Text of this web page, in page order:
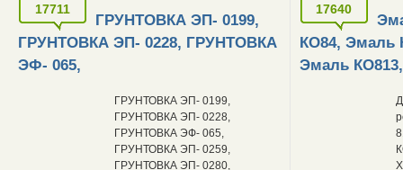
17711
ГРУНТОВКА ЭП- 0199,
ГРУНТОВКА ЭП- 0228, ГРУНТОВКА
ЭФ- 065,
ГРУНТОВКА ЭП- 0199,
ГРУНТОВКА ЭП- 0228,
ГРУНТОВКА ЭФ- 065,
ГРУНТОВКА ЭП- 0259,
ГРУНТОВКА ЭП- 0280,
17640
КО84, Эмаль
Эмаль КО813,